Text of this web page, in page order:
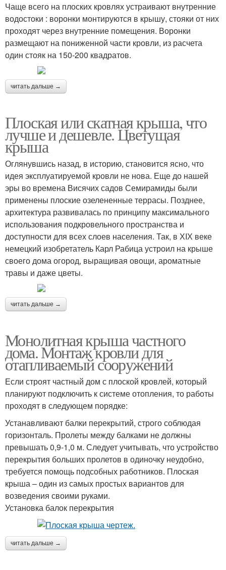
Чаще всего на плоских кровлях устраивают внутренние
водостоки : воронки монтируются в крышу, стояки от них
проходят через внутренние помещения. Воронки
размещают на пониженной части кровли, из расчета
один стояк на 150-200 квадратов.
читать дальше →
Плоская или скатная крыша, что
лучше и дешевле. Цветущая
крыша
Оглянувшись назад, в историю, становится ясно, что
идея эксплуатируемой кровли не нова. Еще до нашей
эры во времена Висячих садов Семирамиды были
применены плоские озелененные террасы. Позднее,
архитектура развивалась по принципу максимального
использования подкровельного пространства и
доступности для всех слоев населения. Так, в ХIХ веке
немецкий изобретатель Карл Рабица устроил на крыше
своего дома огород, выращивая овощи, ароматные
травы и даже цветы.
читать дальше →
Монолитная крыша частного
дома. Монтаж кровли для
отапливаемый сооружений
Если строят частный дом с плоской кровлей, который
планируют подключить к системе отопления, то работы
проходят в следующем порядке:
Устанавливают балки перекрытий, строго соблюдая
горизонталь. Пролеты между балками не должны
превышать 0,9-1,0 м. Следует учитывать, что устройство
перекрытия больших пролетов в одиночку неудобно,
требуется помощь подсобных работников. Плоская
крыша – один из самых простых вариантов для
возведения своими руками.
Установка балок перекрытия
читать дальше →